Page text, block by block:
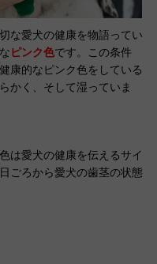
な愛犬の健康を物語ってい
ピンク色です。この条件
康的なピンク色をしている
かく、そして湿っていま
は愛犬の健康を伝えるサイ
ごろから愛犬の歯茎の状態